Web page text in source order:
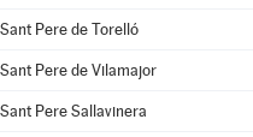
Sant Pere de Torelló
Sant Pere de Vilamajor
Sant Pere Sallavinera